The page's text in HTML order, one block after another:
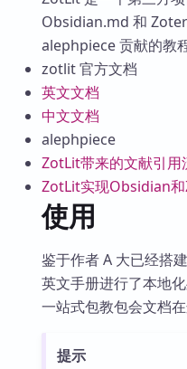
Obsidian.md 和
alephpiece 贡献的教程
zotlit 官方文档
英文文档
中文文档
alephpiece
ZotLit带来的文献引用
ZotLit实现Obsidian
使用
鉴于作者 A 大已经搭
英文手册进行了本地
一站式包教包会文档在
提示